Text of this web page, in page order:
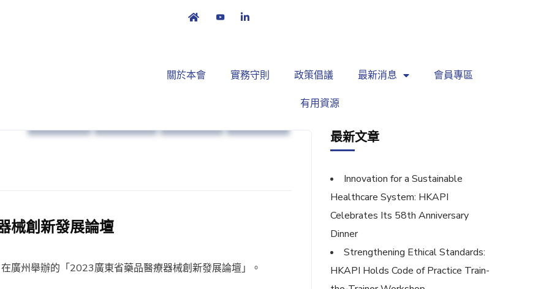
關於本會 實務守則 政策倡議 最新消息 會員專區
有用資源
械創新發展論壇
廣州舉辦的「2023廣東省藥品醫療器械創新發展論壇」。
最新文章
Innovation for a Sustainable
Healthcare System: HKAPI
Celebrates Its 58th Anniversary
Dinner
Strengthening Ethical Standards:
HKAPI Holds Code of Practice Train-